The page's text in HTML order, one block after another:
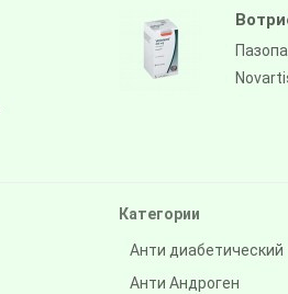
Категории
Анти диабетический
Анти Андроген